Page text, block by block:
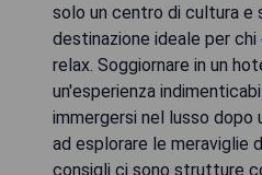
solo un centro di cultura e
destinazione ideale per
relax. Soggiornare in un
un'esperienza
immergersi nel lusso dopo
ad esplorare le meraviglie
consigli ci sono strutture